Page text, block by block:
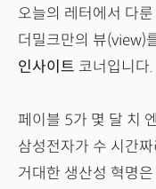
오늘의 레터에서 다
더밀크만의 뷰(view)
인사이트 코너입니다.
페이블 5가 몇 달 치
삼성전자가 수 시간
거대한 생산성 혁명